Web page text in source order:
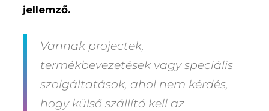
jellemző.
Vannak projectek,
termékbevezetések vagy speciális
szolgáltatások, ahol nem kérdés,
hogy külső szállító kell az